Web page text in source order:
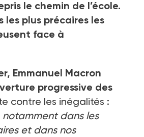
le chemin de l’école.
les plus précaires les
face à
Emmanuel Macron
progressive des
contre les inégalités :
notamment dans les
et dans nos